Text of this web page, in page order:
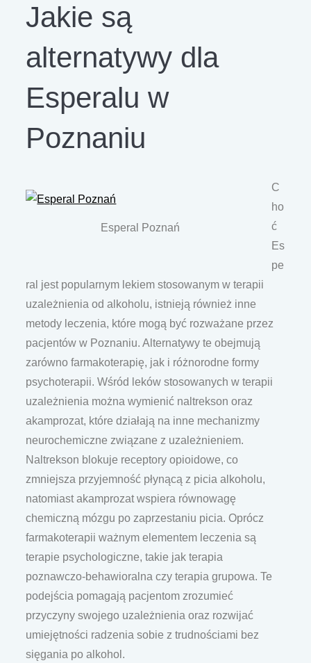
Jakie są
alternatywy dla
Esperalu w
Poznaniu
Esperal Poznań
C
ho
ć
Es
pe
ral jest popularnym lekiem stosowanym w terapii
uzależnienia od alkoholu, istnieją również inne
metody leczenia, które mogą być rozważane przez
pacjentów w Poznaniu. Alternatywy te obejmują
zarówno farmakoterapię, jak i różnorodne formy
psychoterapii. Wśród leków stosowanych w terapii
uzależnienia można wymienić naltrekson oraz
akamprozat, które działają na inne mechanizmy
neurochemiczne związane z uzależnieniem.
Naltrekson blokuje receptory opioidowe, co
zmniejsza przyjemność płynącą z picia alkoholu,
natomiast akamprozat wspiera równowagę
chemiczną mózgu po zaprzestaniu picia. Oprócz
farmakoterapii ważnym elementem leczenia są
terapie psychologiczne, takie jak terapia
poznawczo-behawioralna czy terapia grupowa. Te
podejścia pomagają pacjentom zrozumieć
przyczyny swojego uzależnienia oraz rozwijać
umiejętności radzenia sobie z trudnościami bez
sięgania po alkohol.